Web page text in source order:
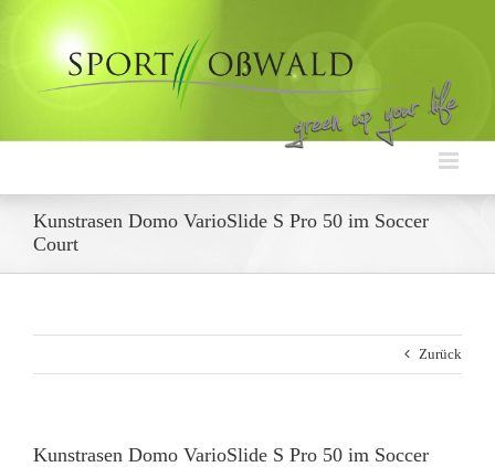
Kunstrasen Domo VarioSlide S Pro 50 im Soccer
Court
Zurück
Kunstrasen Domo VarioSlide S Pro 50 im Soccer